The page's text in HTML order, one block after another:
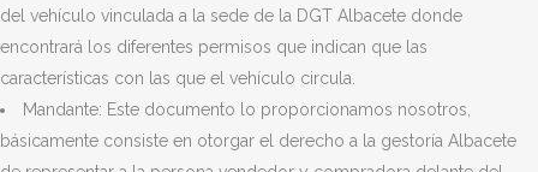
del vehículo vinculada a la sede de la DGT Albacete donde
encontrará los diferentes permisos que indican que las
características con las que el vehículo circula.
Mandante: Este documento lo proporcionamos nosotros,
básicamente consiste en otorgar el derecho a la gestoría Albacete